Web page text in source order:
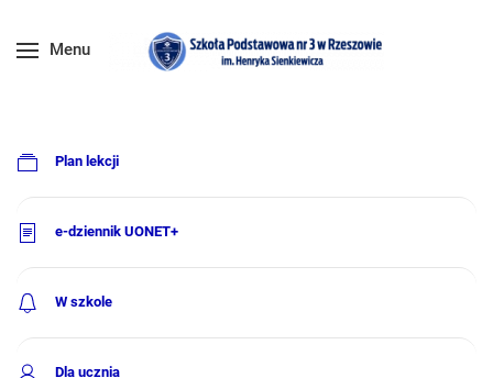
Menu
Plan lekcji
e-dziennik UONET+
W szkole
Dla ucznia